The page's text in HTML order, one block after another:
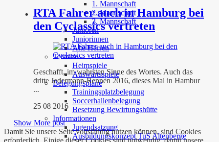
1. Mannschaft
2. Mannschaft
3. Mannschaft
Junioren
Juniorinnen
Alte Herren
Termine
Heimspiele
Auswärtsspiele
Belegungspläne
Trainingsplatzbelegung
Soccerhallenbelegung
Besetzung Bewirtungshütte
Informationen
Jugendsatzung
Ausbildungskonzept TuS Altenberge
RTA Fahrer auch in Hamburg bei
den Cyclassics vertreten
Geschafft, im wahrsten Sinne des Wortes. Auch das
dritte Jedermann-Rennen 2016, dieses Mal in Hambur
...
25 08 2016
Show More post
Damit Sie unsere Seite vollständig nutzen können, sind Cookies